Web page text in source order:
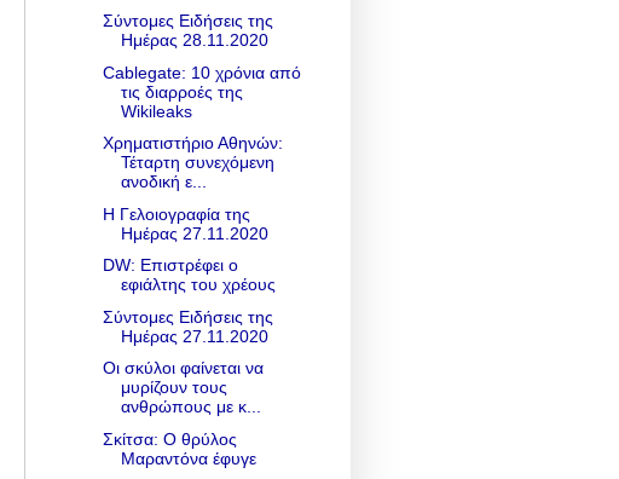
Σύντομες Ειδήσεις της
Ημέρας 28.11.2020
Cablegate: 10 χρόνια από
τις διαρροές της
Wikileaks
Χρηματιστήριο Αθηνών:
Τέταρτη συνεχόμενη
ανοδική ε...
Η Γελοιογραφία της
Ημέρας 27.11.2020
DW: Επιστρέφει ο
εφιάλτης του χρέους
Σύντομες Ειδήσεις της
Ημέρας 27.11.2020
Οι σκύλοι φαίνεται να
μυρίζουν τους
ανθρώπους με κ...
Σκίτσα: Ο θρύλος
Μαραντόνα έφυγε